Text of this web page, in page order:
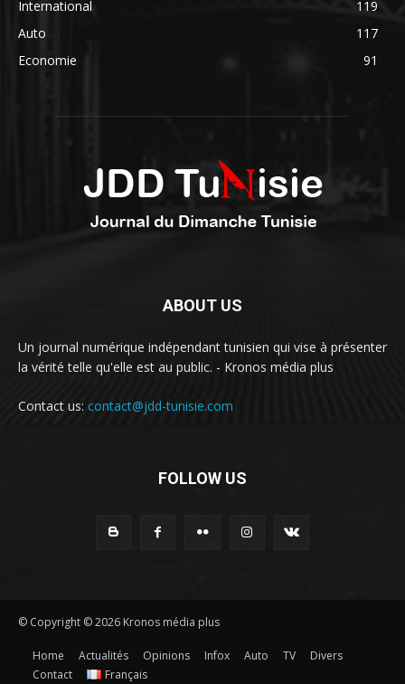
International
119
Auto
117
Economie
91
ABOUT US
Un journal numérique indépendant tunisien qui vise à présenter
la vérité telle qu'elle est au public. - Kronos média plus
Contact us: contact@jdd-tunisie.com
FOLLOW US
© Copyright © 2026 Kronos média plus
Home Actualités Opinions Infox Auto TV
Divers
Contact
Français